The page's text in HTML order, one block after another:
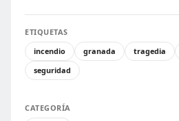
ETIQUETAS
incendio
granada tragedia
seguridad
CATEGORÍA